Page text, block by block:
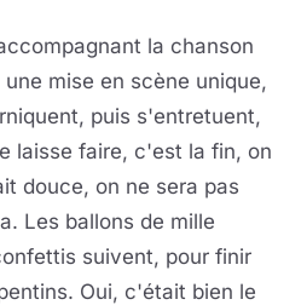
la chanson
mise en scène unique,
puis s'entretuent,
laisse faire, c'est la fin, on
douce, on ne sera pas
Les ballons de mille
suivent, pour finir
Oui, c'était bien le